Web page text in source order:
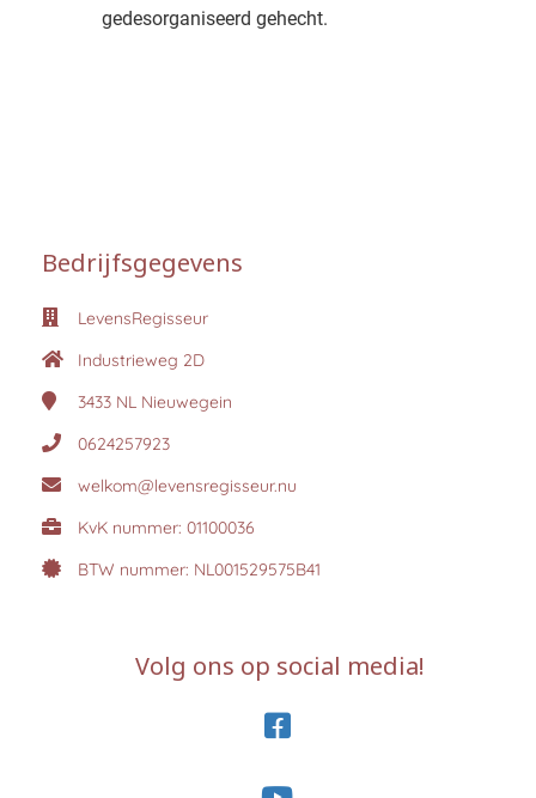
gedesorganiseerd gehecht.
Bedrijfsgegevens
LevensRegisseur
Industrieweg 2D
3433 NL Nieuwegein
0624257923
welkom@levensregisseur.nu
KvK nummer: 01100036
BTW nummer: NL001529575B41
Volg ons op social media!